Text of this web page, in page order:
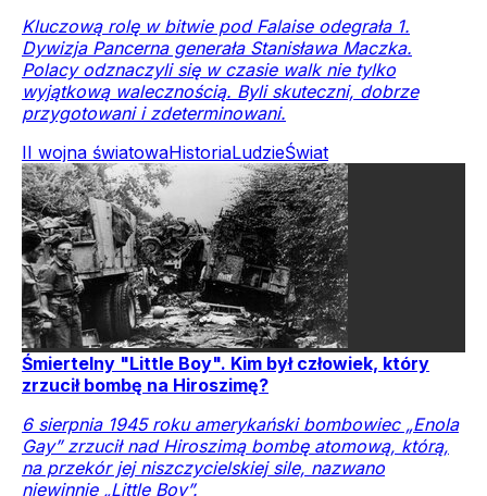
Kluczową rolę w bitwie pod Falaise odegrała 1.
Dywizja Pancerna generała Stanisława Maczka.
Polacy odznaczyli się w czasie walk nie tylko
wyjątkową walecznością. Byli skuteczni, dobrze
przygotowani i zdeterminowani.
II wojna światowaHistoriaLudzieŚwiat
Śmiertelny "Little Boy". Kim był człowiek, który
zrzucił bombę na Hiroszimę?
6 sierpnia 1945 roku amerykański bombowiec „Enola
Gay” zrzucił nad Hiroszimą bombę atomową, którą,
na przekór jej niszczycielskiej sile, nazwano
niewinnie „Little Boy”.